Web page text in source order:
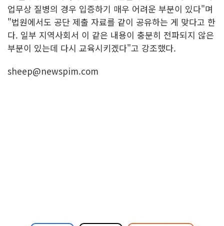
업무상 질병의 경우 입증하기 매우 어려운 부분이 있다"며
"법원에서도 공단 제출 자료를 같이 공유하는 게 맞다고 한
다. 일부 지역사회서 이 같은 내용이 충분히 전파되지 않은
부분이 있는데 다시 교육시키겠다"고 강조했다.
sheep@newspim.com